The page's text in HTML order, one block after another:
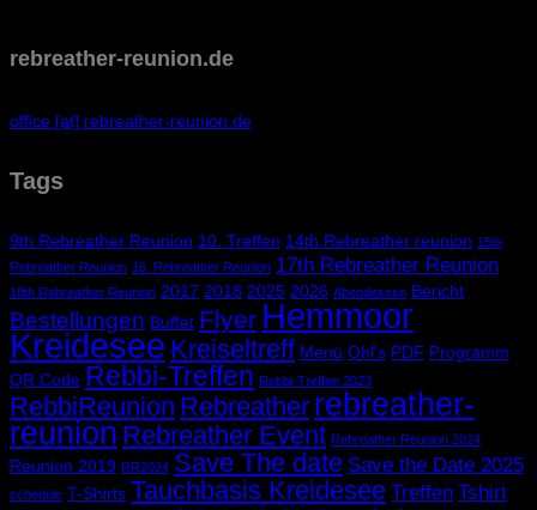
rebreather-reunion.de
office [at] rebreather-reunion.de
Tags
9th Rebreather Reunion 10. Treffen 14th Rebreather reunion 15th
Rebreather Reunion 16. Rebreather Reunion 17th Rebreather Reunion
18th Rebreather Reunion 2017 2018 2025 2026 Abendessen Bericht
Bestellungen Buffet Flyer Hemmoor
Kreidesee Kreiseltreff Menü Ohl's PDF Programm
QR Code Rebbi-Treffen Rebbi-Treffen 2023
RebbiReunion Rebreather rebreather-
reunion Rebreather Event Rebreather Reunion 2024
Reunion 2019 RR2024 Save The date Save the Date 2025
schedule T-Shirts Tauchbasis Kreidesee Treffen Tshirt